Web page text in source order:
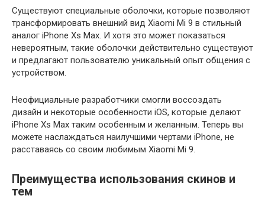
Существуют специальные оболочки, которые позволяют
трансформировать внешний вид Xiaomi Mi 9 в стильный
аналог iPhone Xs Max. И хотя это может показаться
невероятным, такие оболочки действительно существуют
и предлагают пользователю уникальный опыт общения с
устройством.
Неофициальные разработчики смогли воссоздать
дизайн и некоторые особенности iOS, которые делают
iPhone Xs Max таким особенным и желанным. Теперь вы
можете наслаждаться наилучшими чертами iPhone, не
расставаясь со своим любимым Xiaomi Mi 9.
Преимущества использования скинов и
тем